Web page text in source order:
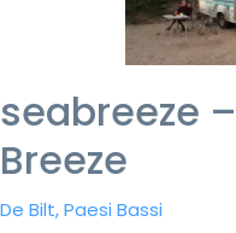
seabreeze
Breeze
De Bilt, Paesi Bassi